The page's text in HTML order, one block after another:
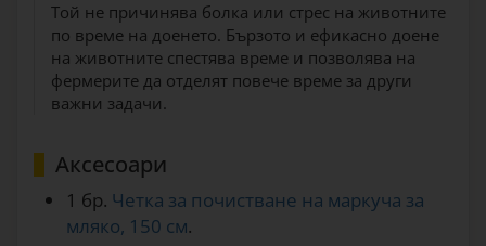
Той не причинява болка или стрес на животните
по време на доенето. Бързото и ефикасно доене
на животните спестява време и позволява на
фермерите да отделят повече време за други
важни задачи.
Аксесоари
1 бр. Четка за почистване на маркуча за
мляко, 150 см.